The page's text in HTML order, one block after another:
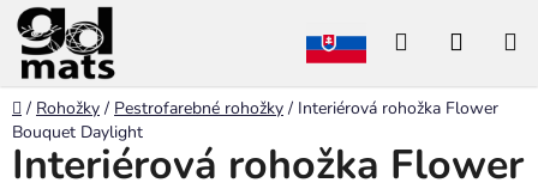
Prejsť
na
obsah
Hľadať
Domov
/ Rohožky / Pestrofarebné rohožky / Interiérová rohožka Flower
Bouquet Daylight
Interiérová rohožka Flower